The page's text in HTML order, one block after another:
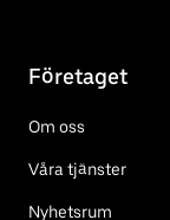
Företaget
Om oss
Våra tjänster
Nyhetsrum